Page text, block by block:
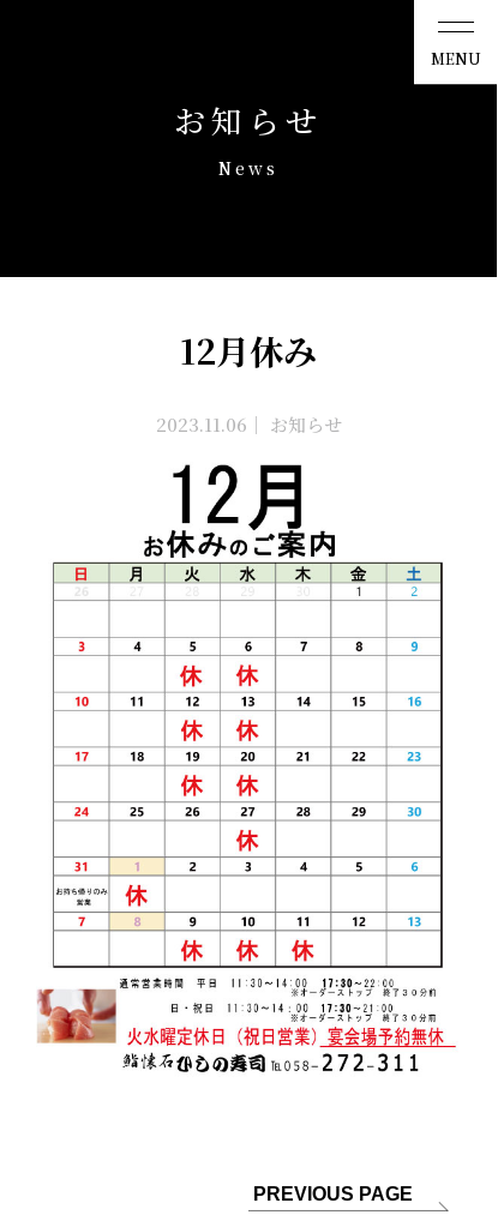
MENU
お知らせ
News
12月休み
2023.11.06 ｜ お知らせ
PREVIOUS PAGE